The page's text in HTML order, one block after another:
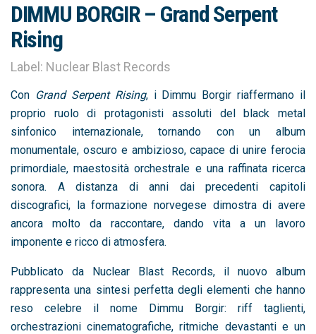
DIMMU BORGIR – Grand Serpent
Rising
Label: Nuclear Blast Records
Con Grand Serpent Rising, i Dimmu Borgir riaffermano il
proprio ruolo di protagonisti assoluti del black metal
sinfonico internazionale, tornando con un album
monumentale, oscuro e ambizioso, capace di unire ferocia
primordiale, maestosità orchestrale e una raffinata ricerca
sonora. A distanza di anni dai precedenti capitoli
discografici, la formazione norvegese dimostra di avere
ancora molto da raccontare, dando vita a un lavoro
imponente e ricco di atmosfera.
Pubblicato da Nuclear Blast Records, il nuovo album
rappresenta una sintesi perfetta degli elementi che hanno
reso celebre il nome Dimmu Borgir: riff taglienti,
orchestrazioni cinematografiche, ritmiche devastanti e un